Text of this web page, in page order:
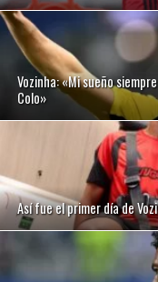
Vozinha: «Mi sueño
Colo»
Así fue el primer día de